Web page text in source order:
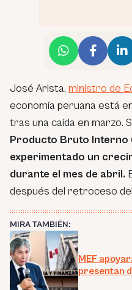
José Arista, ministro de
economía peruana está
tras una caída en marzo.
Producto Bruto Interno
experimentado un
durante el mes de abril.
después del retroceso
MIRA TAMBIÉN:
MEF
presentan